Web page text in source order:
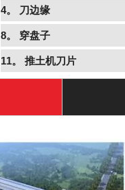
4。 刀边缘
8。 穿盘子
11。 推土机刀片